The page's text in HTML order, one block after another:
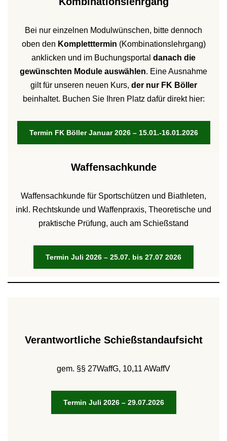
Bei nur einzelnen Modulwünschen, bitte dennoch
oben den Kompletttermin (Kombinationslehrgang)
anklicken und im Buchungsportal danach die
gewünschten Module auswählen. Eine Ausnahme
gilt für unseren neuen Kurs, der nur FK Böller
beinhaltet. Buchen Sie Ihren Platz dafür direkt hier:
Termin FK Böller Januar 2026 – 15.01.-16.01.2026
Waffensachkunde
Waffensachkunde für Sportschützen und Biathleten,
inkl. Rechtskunde und Waffenpraxis, Theoretische und
praktische Prüfung, auch am Schießstand
Termin Juli 2026 – 25.07. bis 27.07 2026
Verantwortliche Schießstandaufsicht
gem. §§ 27WaffG, 10,11 AWaffV
Termin Juli 2026 – 29.07.2026